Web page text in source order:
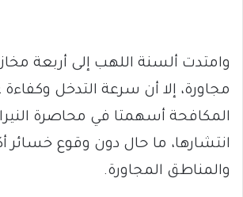
وامتدت ألسنة اللهب إلى أربعة
مجاورة، إلا أن سرعة التدخل
المكافحة أسهمتا في محاصرة
انتشارها، ما حال دون وقوع خسائر
والمناطق المجاورة.